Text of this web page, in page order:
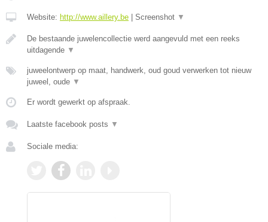
Website: http://www.aillery.be | Screenshot ▼
De bestaande juwelencollectie werd aangevuld met een reeks
uitdagende ▼
juweelontwerp op maat, handwerk, oud goud verwerken tot nieuw
juweel, oude ▼
Er wordt gewerkt op afspraak.
Laatste facebook posts ▼
Sociale media: